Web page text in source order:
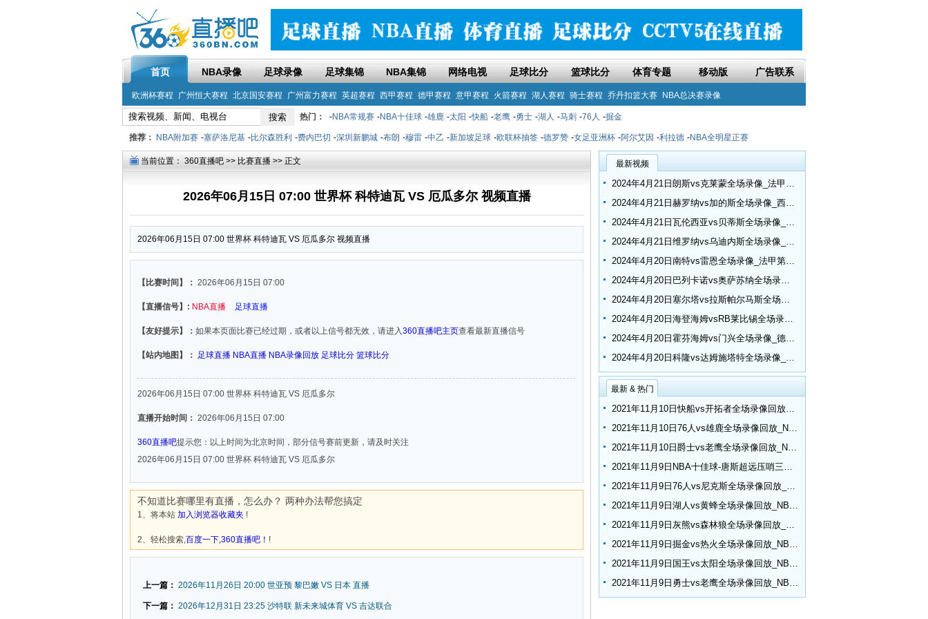
首页 NBA录像 足球录像 足球集锦 NBA集锦 网络电视 足球比分 篮球比分 体育专题 移动版 广告联系
欧洲杯赛程 广州恒大赛程 北京国安赛程 广州富力赛程 英超赛程 西甲赛程 德甲赛程 意甲赛程 火箭赛程 湖人赛程 骑士赛程 乔丹扣篮大赛 NBA总决赛录像
热门： -NBA常规赛 -NBA十佳球 -雄鹿 -太阳 -快船 -老鹰 -勇士 -湖人 -马刺 -76人 -掘金
推荐： NBA附加赛 -塞萨洛尼基 -比尔森胜利 -费内巴切 -深圳新鹏城 -布朗 -穆雷 -中乙 -新加坡足球 -欧联杯抽签 -德罗赞 -女足亚洲杯 -阿尔艾因 -利拉德 -NBA全明星正赛
当前位置： 360直播吧 >> 比赛直播 >> 正文
2026年06月15日 07:00 世界杯 科特迪瓦 VS 厄瓜多尔 视频直播
2026年06月15日 07:00 世界杯 科特迪瓦 VS 厄瓜多尔 视频直播
【比赛时间】： 2026年06月15日 07:00
【直播信号】: NBA直播 足球直播
【友好提示】： 如果本页面比赛已经过期，或者以上信号都无效，请进入360直播吧主页查看最新直播信号
【站内地图】： 足球直播 NBA直播 NBA录像回放 足球比分 篮球比分
2026年06月15日 07:00 世界杯 科特迪瓦 VS 厄瓜多尔
直播开始时间： 2026年06月15日 07:00
360直播吧提示您：以上时间为北京时间，部分信号赛前更新，请及时关注
2026年06月15日 07:00 世界杯 科特迪瓦 VS 厄瓜多尔
不知道比赛哪里有直播，怎么办？ 两种办法帮您搞定
1、将本站 加入浏览器收藏夹 !
2、轻松搜索,百度一下,360直播吧！ !
上一篇： 2026年11月26日 20:00 世亚预 黎巴嫩 VS 日本 直播
下一篇： 2026年12月31日 23:25 沙特联 新未来城体育 VS 吉达联合
最新视频
2024年4月21日朗斯vs克莱蒙全场录像_法甲第30轮
2024年4月21日赫罗纳vs加的斯全场录像_西甲第32轮
2024年4月21日瓦伦西亚vs贝蒂斯全场录像_西甲第32轮
2024年4月21日维罗纳vs乌迪内斯全场录像_意甲第33轮
2024年4月20日南特vs雷恩全场录像_法甲第30轮
2024年4月20日巴列卡诺vs奥萨苏纳全场录像_西甲第32轮
2024年4月20日塞尔塔vs拉斯帕尔马斯全场录像_西甲第32轮
2024年4月20日海登海姆vsRB莱比锡全场录像_德甲第30轮
2024年4月20日霍芬海姆vs门兴全场录像_德甲第30轮
2024年4月20日科隆vs达姆施塔特全场录像_德甲第30轮
最新 & 热门
2021年11月10日快船vs开拓者全场录像回放_NBA常规赛
2021年11月10日76人vs雄鹿全场录像回放_NBA常规赛
2021年11月10日爵士vs老鹰全场录像回放_NBA常规赛
2021年11月9日NBA十佳球-唐斯超远压哨三分 小乔丹空接隔扣
2021年11月9日76人vs尼克斯全场录像回放_NBA常规赛
2021年11月9日湖人vs黄蜂全场录像回放_NBA常规赛
2021年11月9日灰熊vs森林狼全场录像回放_NBA常规赛
2021年11月9日掘金vs热火全场录像回放_NBA常规赛
2021年11月9日国王vs太阳全场录像回放_NBA常规赛
2021年11月9日勇士vs老鹰全场录像回放_NBA常规赛